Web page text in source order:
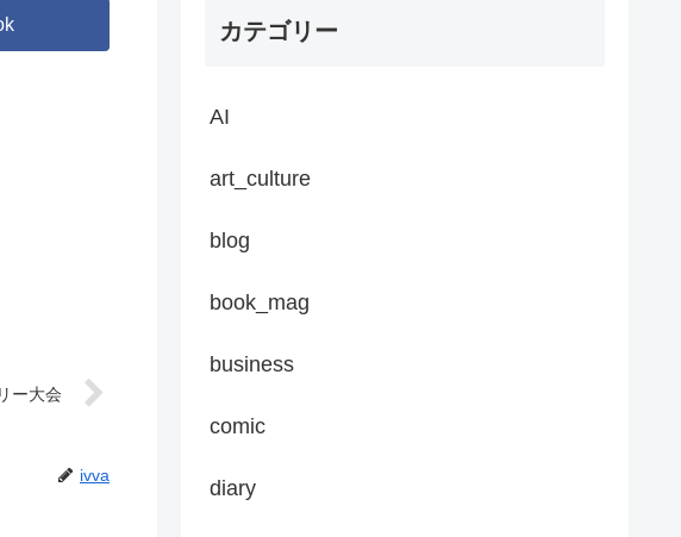
ー大会
ivva
カテゴリー
AI
art_culture
blog
book_mag
business
comic
diary